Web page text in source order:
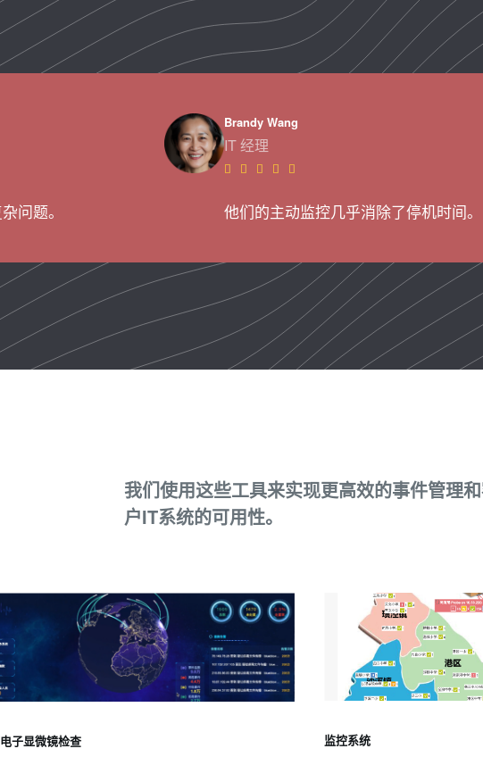
问题。
Brandy Wang
IT 经理
    
他们的主动监控几乎消除了停机时间。
我们使用这些工具来实现更高效的事件管理
户IT系统的可用性。
子显微镜检查 监控系统